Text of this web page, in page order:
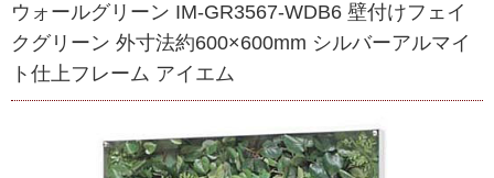
ウォールグリーン IM-GR3567-WDB6 壁付けフェイ
クグリーン 外寸法約600×600mm シルバーアルマイ
ト仕上フレーム アイエム